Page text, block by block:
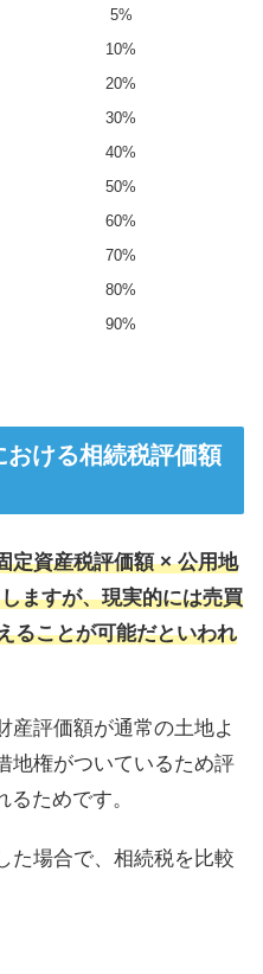
5%
10%
20%
30%
40%
50%
60%
70%
80%
90%
ける相続税評価額
定資産税評価額 × 公用地
ますが、現実的には売買
ることが可能だといわれ
産評価額が通常の土地よ
地権がついているため評
るためです。
た場合で、相続税を比較